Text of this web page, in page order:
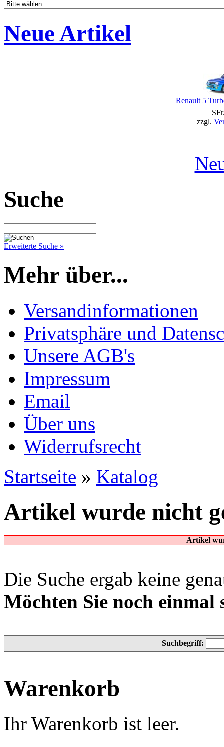
Neue Artikel
Renault 5
zzgl.
Suche
Erweiterte Suche »
Mehr über...
Versandinformationen
Privatsphäre und
Unsere AGB's
Impressum
Email
Über uns
Widerrufsrecht
Startseite » Katalog
Artikel wurde nicht
Artikel
Die Suche ergab keine
Möchten Sie noch einmal
Suchbegriff:
Warenkorb
Ihr Warenkorb ist leer.